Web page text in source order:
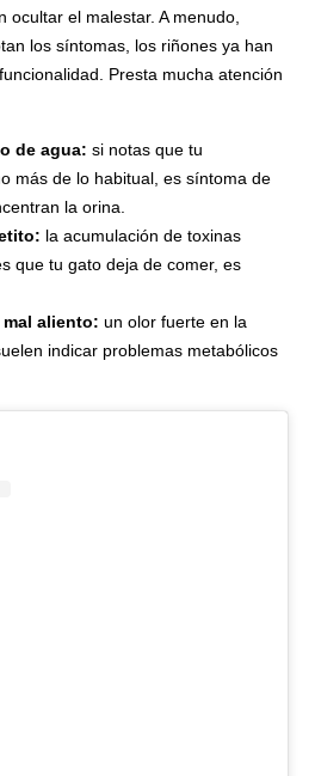
ocultar el malestar. A menudo,
los síntomas, los riñones ya han
Presta mucha atención
de agua: si notas que tu
más de lo habitual, es síntoma de
la orina.
la acumulación de toxinas
que tu gato deja de comer, es
aliento: un olor fuerte en la
indicar problemas metabólicos